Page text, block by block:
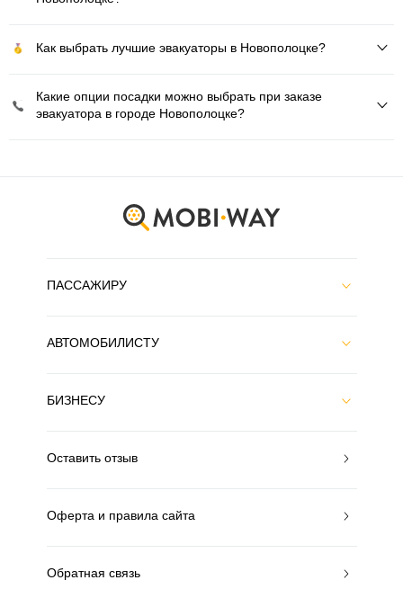
Как выбрать лучшие эвакуаторы в Новополоцке?
Какие опции посадки можно выбрать при заказе
эвакуатора в городе Новополоцке?
ПАССАЖИРУ
АВТОМОБИЛИСТУ
БИЗНЕСУ
Оставить отзыв
Оферта и правила сайта
Обратная связь